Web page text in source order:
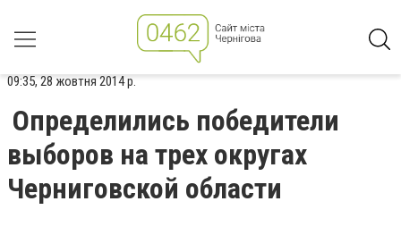
09:35, 28 жовтня 2014 р.
Определились победители
выборов на трех округах
Черниговской области